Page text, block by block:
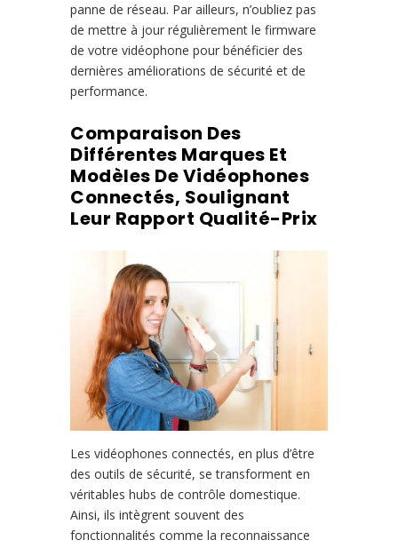
panne de réseau. Par ailleurs, n’oubliez pas
de mettre à jour régulièrement le firmware
de votre vidéophone pour bénéficier des
dernières améliorations de sécurité et de
performance.
Comparaison Des
Différentes Marques Et
Modèles De Vidéophones
Connectés, Soulignant
Leur Rapport Qualité-Prix
Les vidéophones connectés, en plus d’être
des outils de sécurité, se transforment en
véritables hubs de contrôle domestique.
Ainsi, ils intègrent souvent des
fonctionnalités comme la reconnaissance